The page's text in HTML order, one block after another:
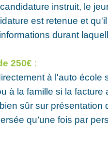
instruit, le
est retenue et
durant
250€ :
à l'auto école
à la famille si la facture
sûr sur présentation
qu’une fois par